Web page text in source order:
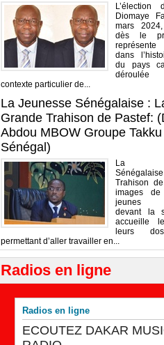
L’élection
Diomaye
mars
dès le
représente
dans
du pays
contexte particulier de...
La Jeunesse Sénégalaise :
Grande Trahison de Pastef:
Abdou MBOW Groupe Takku
Sénégal)
La
Trahison
images
jeunes
devant la
accueille
leurs
permettant d’aller travailler en...
Radios en ligne
Radios en ligne
ECOUTEZ DAKAR